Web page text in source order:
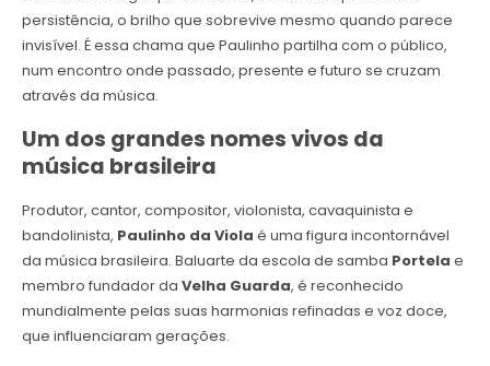
persistência, o brilho que sobrevive mesmo quando parece
invisível. É essa chama que Paulinho partilha com o público,
num encontro onde passado, presente e futuro se cruzam
através da música.
Um dos grandes nomes vivos da
música brasileira
Produtor, cantor, compositor, violonista, cavaquinista e
bandolinista, Paulinho da Viola é uma figura incontornável
da música brasileira. Baluarte da escola de samba Portela e
membro fundador da Velha Guarda, é reconhecido
mundialmente pelas suas harmonias refinadas e voz doce,
que influenciaram gerações.